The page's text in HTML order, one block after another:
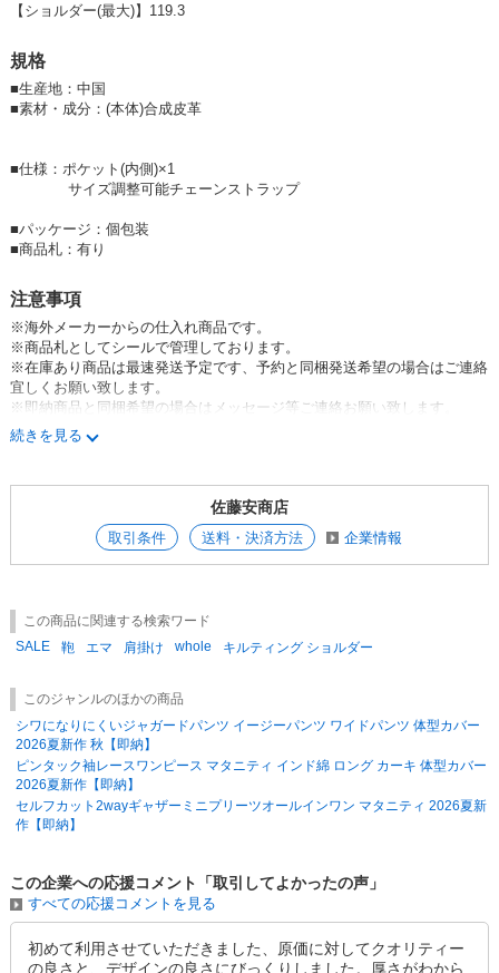
お呼ばれシーンのドレススタイルにも
使える優秀なアイテムです！
・ ・ ・ ・ ・ ・ ・ ・ ・ ・
【 Emma 】(エマ) 「Emma」はドイツ語で「すべてを許容する、大き
「優しい」「宇宙」「全世界の」と いう意味。
30代前半〜40代前半の働くママから全ての女性に応援してあげたい。
楽しい気持ちになるそんな商品を企画しています。
・ ・ ・ ・ ・ ・ ・ ・ ・ ・
#キルティング #ショルダーバッグ #合皮 #鞄 #バッグ #肩掛け #オールシ
ーズン #キルティングバッグ #春夏 #秋冬
e-5544
【ショルダー(最大)】119.3
規格
■生産地：中国
■素材・成分：(本体)合成皮革
■仕様：ポケット(内側)×1
サイズ調整可能チェーンストラップ
■パッケージ：個包装
■商品札：有り
注意事項
※海外メーカーからの仕入れ商品です。
※商品札としてシールで管理しております。
※在庫あり商品は最速発送予定です、予約と同梱発送希望の場合はご連絡
宜しくお願い致します。
※即納商品と同梱希望の場合はメッセージ等ご連絡お願い致します。
ご連絡のない場合は別々の発送となります(一発送2万円以下(税抜)につき
送料が発生致します)
す。
※すべて平置きサイズです。 採寸方法や素材により、多少の誤差がござ
いますのでご了承ください。
※取り扱いについては、商品についている品質表示でご確認ください。
※素材感や色合いの表現には個人差があり、環境におり色合いが異なる場
※モデル着用写真は屋外での撮影も含まれることもある為、
実際のカラーと多少異なる場合がございます。
※ご使用のパソコンのモニター環境により、 実物のカラーと異なって見
※色味が異なる等のクレームはお受けできません。 ご了承の上ご注文を
お願い致します
※在庫数量は、 他店出品分との共有の為、売り違いが生じる場合がござ
います。 完売の際はご了承ください。
続きを見る
佐藤安商店
取引条件 送料・決済方法 企業情報
この商品に関連する検索ワード
SALE
鞄 エマ 肩掛け whole キルティング ショルダー
このジャンルのほかの商品
シワになりにくいジャガードパンツ イージーパンツ ワイドパンツ 体型カバー
2026夏新作 秋【即納】
ピンタック袖レースワンピース マタニティ インド綿 ロング カーキ 体型カバー
2026夏新作【即納】
セルフカット2wayギャザーミニプリーツオールインワン マタニティ 2026夏新
作【即納】
この企業への応援コメント「取引してよかったの声」
すべての応援コメントを見る
初めて利用させていただきました、原価に対してクオリティー
の良さと、デザインの良さにびっくりしました。厚さがわから